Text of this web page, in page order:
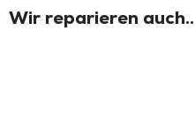
Wir reparieren